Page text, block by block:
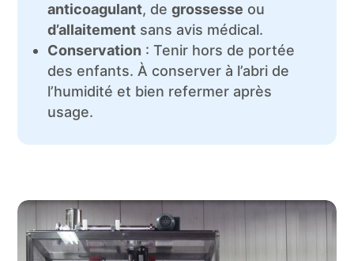
anticoagulant, degrossesse ou
d’allaitement sans avis médical.
Conservation : Tenir hors de portée
des enfants. À conserver à l’abri de
l’humidité et bien refermer après
usage.